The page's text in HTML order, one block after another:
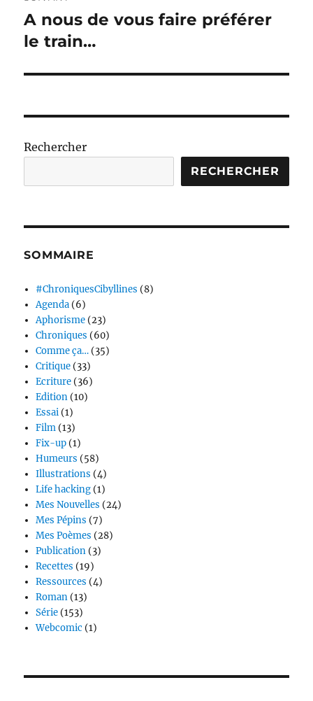
Publication
suivante :
A nous de vous faire préférer
le train…
Rechercher
RECHERCHER
SOMMAIRE
#ChroniquesCibyllines (8)
Agenda(6)
Aphorisme(23)
Chroniques (60)
Comme ça…(35)
Critique(33)
Ecriture(36)
Edition(10)
Essai(1)
Film(13)
Fix-up(1)
Humeurs (58)
Illustrations (4)
Life hacking(1)
Mes Nouvelles (24)
Mes Pépins (7)
Mes Poèmes (28)
Publication(3)
Recettes (19)
Ressources (4)
Roman(13)
Série(153)
Webcomic (1)